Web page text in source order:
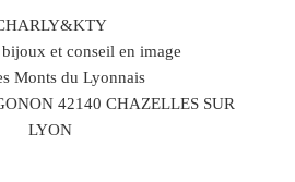
et conseil en image
Monts du Lyonnais
42140 CHAZELLES SUR
LYON